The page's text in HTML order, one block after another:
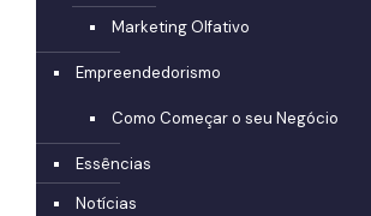
Marketing Olfativo
Empreendedorismo
Como Começar o seu Negócio
Essências
Notícias